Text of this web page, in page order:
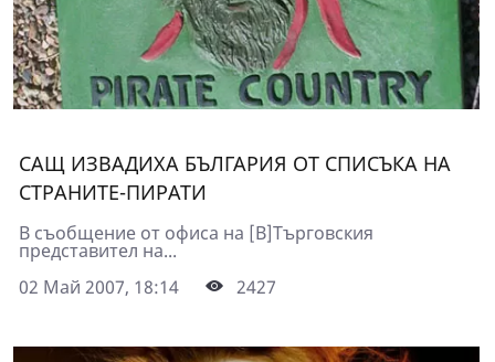
САЩ ИЗВАДИХА БЪЛГАРИЯ ОТ СПИСЪКА НА
СТРАНИТЕ-ПИРАТИ
В съобщение от офиса на [B]Търговския
представител на...
02 Май 2007, 18:14
2427